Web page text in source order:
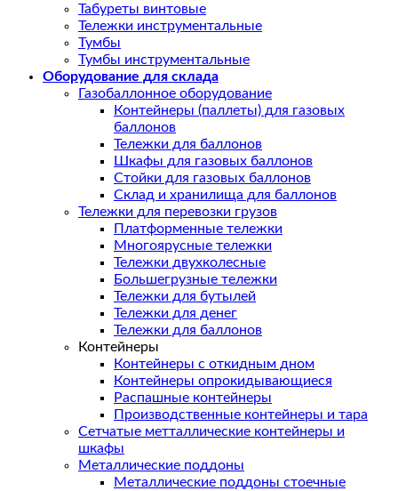
Табуреты винтовые
Тележки инструментальные
Тумбы
Тумбы инструментальные
Оборудование для склада
Газобаллонное оборудование
Контейнеры (паллеты) для газовых
баллонов
Тележки для баллонов
Шкафы для газовых баллонов
Стойки для газовых баллонов
Склад и хранилища для баллонов
Тележки для перевозки грузов
Платформенные тележки
Многоярусные тележки
Тележки двухколесные
Большегрузные тележки
Тележки для бутылей
Тележки для денег
Тележки для баллонов
Контейнеры
Контейнеры с откидным дном
Контейнеры опрокидывающиеся
Распашные контейнеры
Производственные контейнеры и тара
Сетчатые метталлические контейнеры и
шкафы
Металлические поддоны
Металлические поддоны стоечные